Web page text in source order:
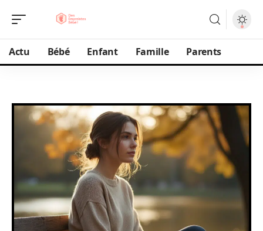
Actu Bébé Enfant Famille Parents